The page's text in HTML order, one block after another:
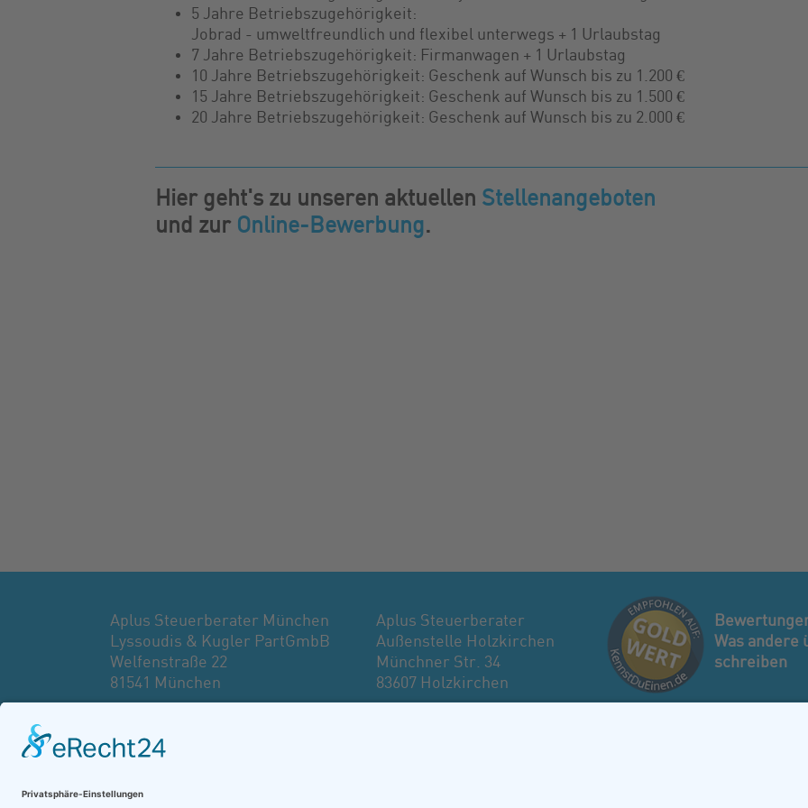
5 Jahre Betriebszugehörigkeit:
Jobrad - umweltfreundlich und flexibel unterwegs + 1 Urlaubstag
7 Jahre Betriebszugehörigkeit: Firmanwagen + 1 Urlaubstag
10 Jahre Betriebszugehörigkeit: Geschenk auf Wunsch bis zu 1.200 €
15 Jahre Betriebszugehörigkeit: Geschenk auf Wunsch bis zu 1.500 €
20 Jahre Betriebszugehörigkeit: Geschenk auf Wunsch bis zu 2.000 €
Hier geht's zu unseren aktuellen Stellenangeboten
und zur Online-Bewerbung.
Aplus Steuerberater München
Lyssoudis & Kugler PartGmbB
Welfenstraße 22
81541 München
kanzlei@aplus-steuerberater.de
Aplus Steuerberater
Außenstelle Holzkirchen
Münchner Str. 34
83607 Holzkirchen
Was andere
schreiben